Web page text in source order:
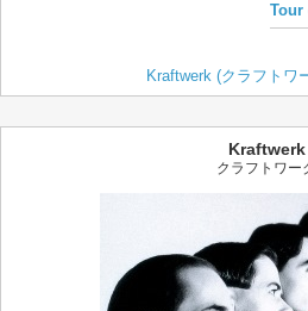
Tour
Kraftwerk (クラフトワ
Kraftwerk
クラフトワー